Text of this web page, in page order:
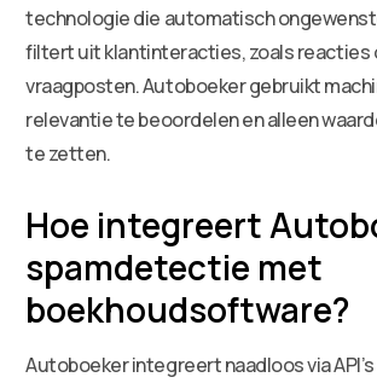
technologie die automatisch
filtert uit klantinteracties, zoals reacties
vraagposten. Autoboeker gebruikt
relevantie te beoordelen en alleen
te zetten.
Hoe integreert
spamdetectie met
boekhoudsoftware?
Autoboeker integreert naadloos via